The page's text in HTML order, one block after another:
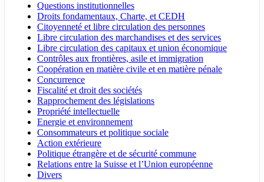
Questions institutionnelles
Droits fondamentaux, Charte, et CEDH
Citoyenneté et libre circulation des personnes
Libre circulation des marchandises et des services
Libre circulation des capitaux et union économique
Contrôles aux frontières, asile et immigration
Coopération en matière civile et en matière pénale
Concurrence
Fiscalité et droit des sociétés
Rapprochement des législations
Propriété intellectuelle
Energie et environnement
Consommateurs et politique sociale
Action extérieure
Politique étrangère et de sécurité commune
Relations entre la Suisse et l’Union européenne
Divers